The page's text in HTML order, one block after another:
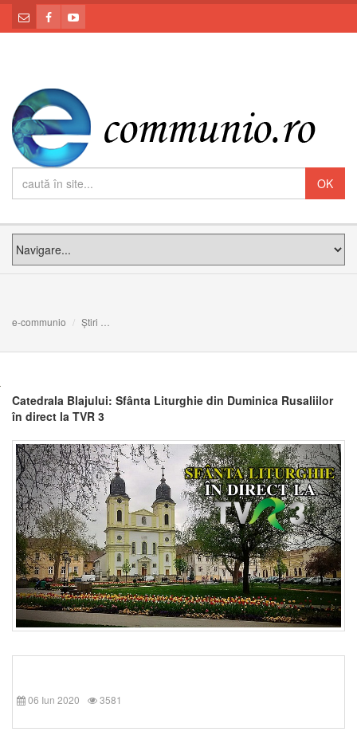
e-communio Știri
Catedrala Blajului: Sfânta Liturghie din Duminica Rusaliilor
în direct la TVR 3
06 Iun 2020 3581